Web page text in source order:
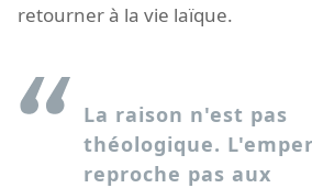
retourner à la vie laïque.
La raison n'est pas
théologique.
reproche pas aux